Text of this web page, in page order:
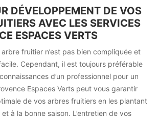
DÉVELOPPEMENT DE VOS
AVEC LES SERVICES
ESPACES VERTS
arbre fruitier n’est pas bien compliquée et
Cependant, il est toujours préférable
d’un professionnel pour un
Espaces Verts peut vous garantir
de vos arbres fruitiers en les plantant
à la bonne saison. L’entretien de vos